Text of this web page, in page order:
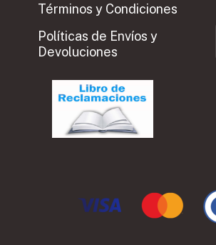
Términos y Condiciones
Políticas de Envíos y
Devoluciones